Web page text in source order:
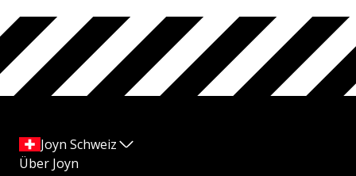
Joyn Schweiz
Über Joyn